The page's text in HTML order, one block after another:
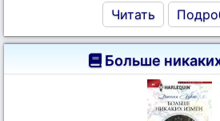
Читать
Больше